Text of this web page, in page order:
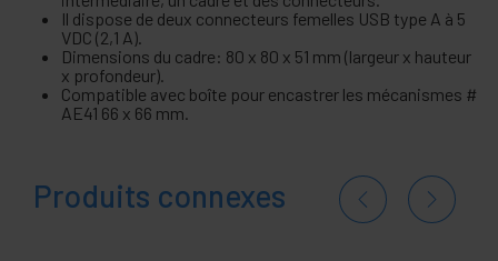
Il dispose de deux connecteurs femelles USB type A à 5
VDC (2,1 A).
Dimensions du cadre: 80 x 80 x 51 mm (largeur x hauteur
x profondeur).
Compatible avec boîte pour encastrer les mécanismes #
AE41 66 x 66 mm.
Produits connexes